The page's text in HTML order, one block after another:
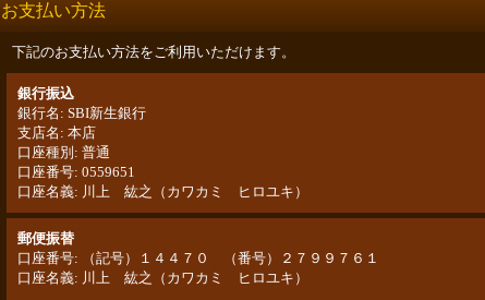
お支払い方法
下記のお支払い方法をご利用いただけます。
銀行振込
銀行名: SBI新生銀行
支店名: 本店
口座種別: 普通
口座番号: 0559651
口座名義: 川上 紘之（カワカミ ヒロユキ）
郵便振替
口座番号: （記号）１４４７０ （番号）２７９９７６１
口座名義: 川上 紘之（カワカミ ヒロユキ）